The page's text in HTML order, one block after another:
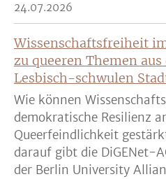
24.07.2026
Wissenschaftsfreiheit
zu queeren Themen
Lesbisch-schwulen
Wie können
demokratische Resilienz
Queerfeindlichkeit
darauf gibt die DiGENet-
der Berlin University